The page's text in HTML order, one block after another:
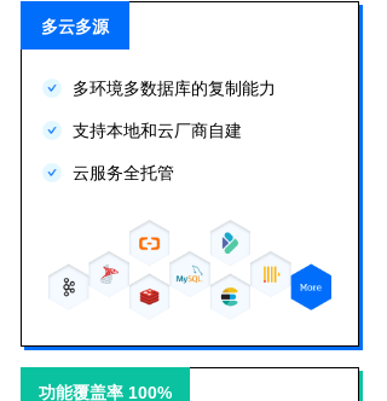
多云多源
多环境多数据库的复制能力
支持本地和云厂商自建
云服务全托管
功能覆盖率 100%